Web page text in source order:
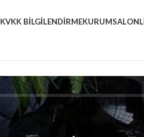
KVKK BILGILENDIRMEKURUMSAL